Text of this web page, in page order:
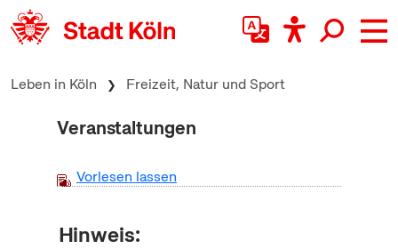
zum Inhalt springen
Leben in Köln Freizeit, Natur und Sport
Veranstaltungen
Vorlesen lassen
Hinweis: